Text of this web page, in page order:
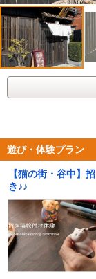
遊び・体験プラン
【猫の街・谷中】
き♪♪